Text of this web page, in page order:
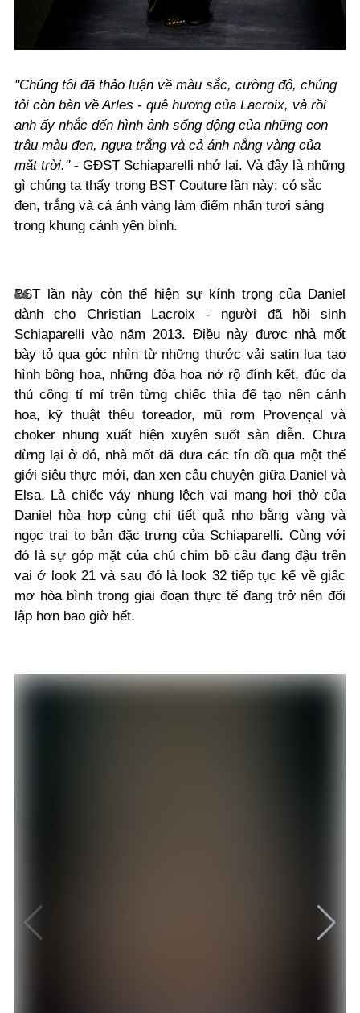
"Chúng tôi đã thảo luận về màu sắc, cường độ, chúng
tôi còn bàn về Arles - quê hương của Lacroix, và rồi
anh ấy nhắc đến hình ảnh sống động của những con
trâu màu đen, ngựa trắng và cả ánh nắng vàng của
mặt trời."- GĐST Schiaparelli nhớ lại. Và đây là những
gì chúng ta thấy trong BST Couture lần này: có sắc
đen, trắng và cả ánh vàng làm điểm nhấn tươi sáng
trong khung cảnh yên bình.
BST lần này còn thể hiện sự kính trọng của Daniel
dành cho Christian Lacroix - người đã hồi sinh
Schiaparelli vào năm 2013. Điều này được nhà mốt
bày tỏ qua góc nhìn từ những thước vải satin lụa tạo
hình bông hoa, những đóa hoa nở rộ đính kết, đúc da
thủ công tỉ mỉ trên từng chiếc thìa để tạo nên cánh
hoa, kỹ thuật thêu toreador, mũ rơm Provençal và
choker nhung xuất hiện xuyên suốt sàn diễn. Chưa
dừng lại ở đó, nhà mốt đã đưa các tín đồ qua một thế
giới siêu thực mới, đan xen câu chuyện giữa Daniel và
Elsa. Là chiếc váy nhung lệch vai mang hơi thở của
Daniel hòa hợp cùng chi tiết quả nho bằng vàng và
ngọc trai to bản đặc trưng của Schiaparelli. Cùng với
đó là sự góp mặt của chú chim bồ câu đang đậu trên
vai ở look 21 và sau đó là look 32 tiếp tục kể về giấc
mơ hòa bình trong giai đoạn thực tế đang trở nên đối
lập hơn bao giờ hết.